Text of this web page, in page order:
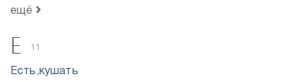
ещё
Е 11
Есть,кушать